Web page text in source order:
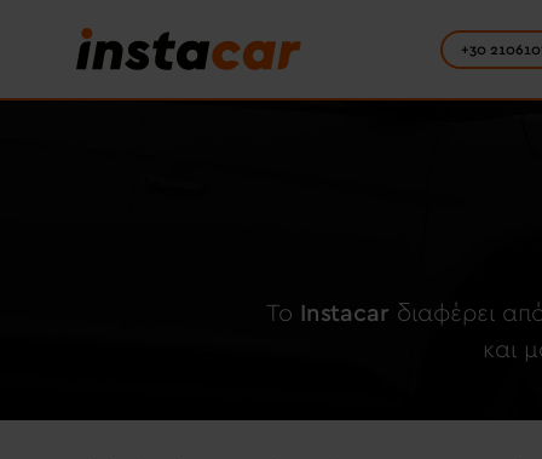
+30
To Instacar διαφέρει
και